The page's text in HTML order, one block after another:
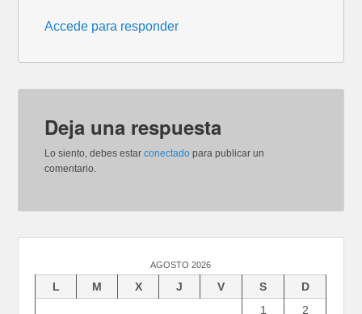
Accede para responder
Deja una respuesta
Lo siento, debes estarconectado para publicar un
comentario.
AGOSTO 2026
L M X J V S
D
1
2